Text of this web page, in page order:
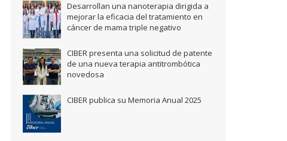
Desarrollan una nanoterapia dirigida a
mejorar la eficacia del tratamiento en
cáncer de mama triple negativo
CIBER presenta una solicitud de patente
de una nueva terapia antitrombótica
novedosa
CIBER publica su Memoria Anual 2025